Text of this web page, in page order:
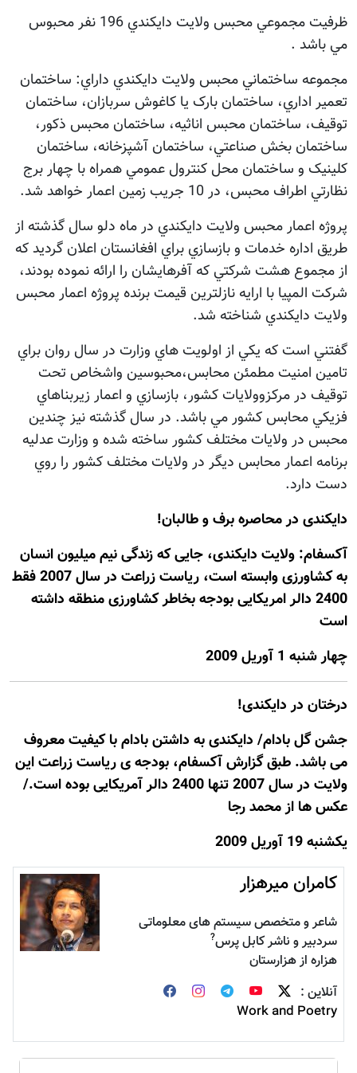
ظرفيت مجموعي محبس ولايت دايکندي 196 نفر محبوس
.
ساختماني محبس ولايت دايکندي داراي: ساختمان
اداري، ساختمان بارک يا کاغوش سربازان، ساختمان
ساختمان محبس اناثيه، ساختمان محبس ذکور،
بخش صناعتي، ساختمان آشپزخانه، ساختمان
و ساختمان محل کنترول عمومي همراه با چهار برج
محبس، در 10 جريب زمين اعمار خواهد شد.
اعمار محبس ولايت دايکندي در ماه دلو سال گذشته از
خدمات و بازسازي براي افغانستان اعلان گرديد که
هشت شرکتي که آفرهايشان را ارائه نموده بودند،
با ارايه نازلترين قيمت برنده پروژه اعمار محبس
دايکندي شناخته شد.
است که يکي از اولويت هاي وزارت در سال روان براي
امنيت مطمئن محابس،محبوسين واشخاص تحت
در مرکزوولايات کشور، بازسازي و اعمار زيربناهاي
محابس کشور مي باشد. در سال گذشته نيز چندين
در ولايات مختلف کشور ساخته شده و وزارت عدليه
اعمار محابس ديگر در ولايات مختلف کشور را روي
در محاصره برف و طالبان!
ولایت دایکندی، جایی که زندگی نیم میلیون انسان
به کشاورزی وابسته است، ریاست زراعت در سال 2007 فقط
2400 دالر امریکایی بودجه بخاطر کشاورزی منطقه داشته
آوريل 2009
در دایکندی!
بادام/ دايکندی به داشتن بادام با کيفيت معروف
طبق گزارش آکسفام، بودجه ی ریاست زراعت اين
ولايت در سال 2007 تنها 2400 دالر آمريکایی بوده است./
از محمد رجا
2009
میرهزار
و متخصص سیستم های معلوماتی
و ناشر کابل پرس?
از هزارستان
:
Work and